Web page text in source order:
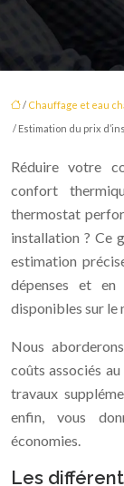
/ Chauffage et eau
/ Estimation du prix
Réduire votre
confort
thermostat
installation ? Ce
estimation
dépenses et
disponibles sur le
Nous
coûts associés
travaux
enfin, vous
économies.
Les